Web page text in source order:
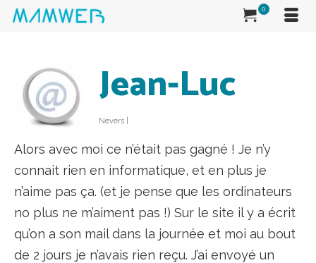
0
Jean-Luc
Nevers |
Alors avec moi ce n’était pas gagné ! Je n’y
connait rien en informatique, et en plus je
n’aime pas ça. (et je pense que les ordinateurs
no plus ne m’aiment pas !) Sur le site il y a écrit
qu’on a son mail dans la journée et moi au bout
de 2 jours je n’avais rien reçu. J’ai envoyé un